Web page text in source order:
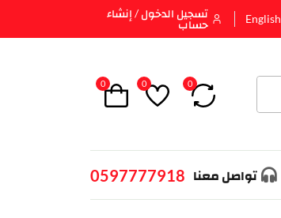
English
تسجيل الدخول / إنشاء
حساب
0
0
0
تواصل معنا 0597777918